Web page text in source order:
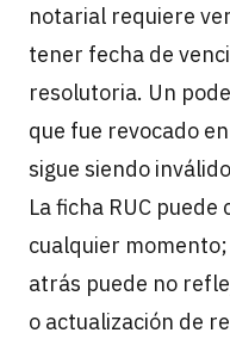
notarial requiere
tener fecha de
resolutoria. Un
que fue revocado
sigue siendo
La ficha RUC
cualquier
atrás puede no
o actualización de